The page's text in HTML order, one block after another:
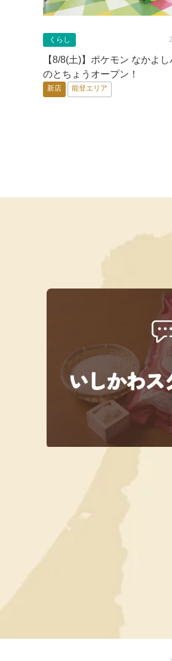
くらし
【8/8(土)】ポケモン なかよ
のとちょうオープン！
新店 能登エリア